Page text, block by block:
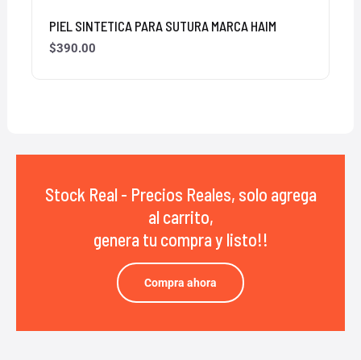
PIEL SINTETICA PARA SUTURA MARCA HAIM
$390.00
Stock Real - Precios Reales, solo agrega
al carrito,
genera tu compra y listo!!
Compra ahora